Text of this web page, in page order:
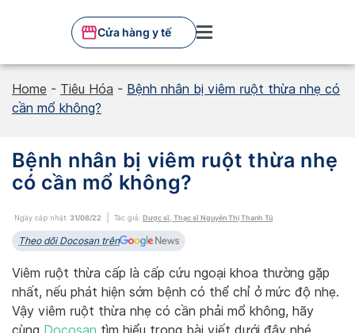
Cửa hàng y tế
Home - Tiêu Hóa - Bệnh nhân bị viêm ruột thừa nhẹ có
cần mổ không?
Bệnh nhân bị viêm ruột thừa nhẹ
có cần mổ không?
Ngày cập nhật: 31/08/22 Tác giả: Dược sĩ, Thạc sĩ Nguyễn Thị Thanh Tú
Theo dõi Docosan trên
Viêm ruột thừa cấp là cấp cứu ngoại khoa thường gặp
nhất, nếu phát hiện sớm bệnh có thể chỉ ở mức độ nhẹ.
Vậy viêm ruột thừa nhẹ có cần phải mổ không, hãy